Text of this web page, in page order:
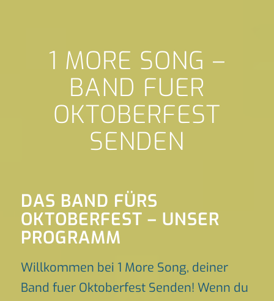
1 MORE SONG –
BAND FUER
OKTOBERFEST
SENDEN
DAS BAND FÜRS
OKTOBERFEST – UNSER
PROGRAMM
Willkommen bei 1 More Song, deiner
Band fuer Oktoberfest Senden! Wenn du